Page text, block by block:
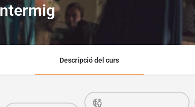
Descripció del curs